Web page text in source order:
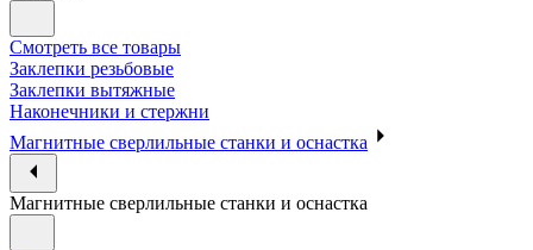
Смотреть все товары
Заклепки резьбовые
Заклепки вытяжные
Наконечники и стержни
Магнитные сверлильные станки и оснастка
Магнитные сверлильные станки и оснастка